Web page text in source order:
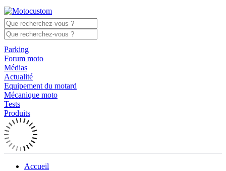
Parking
Forum moto
Médias
Actualité
Equipement du motard
Mécanique moto
Tests
Produits
Accueil